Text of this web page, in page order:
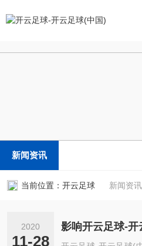
新闻资讯
当前位置： 开云足球 新闻资讯
2020
11-28